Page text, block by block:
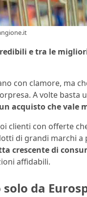
e tra le
con clamore, ma
A volte
acquisto che vale
clienti con offerte
di grandi marchi a
crescente di
affidabili.
da